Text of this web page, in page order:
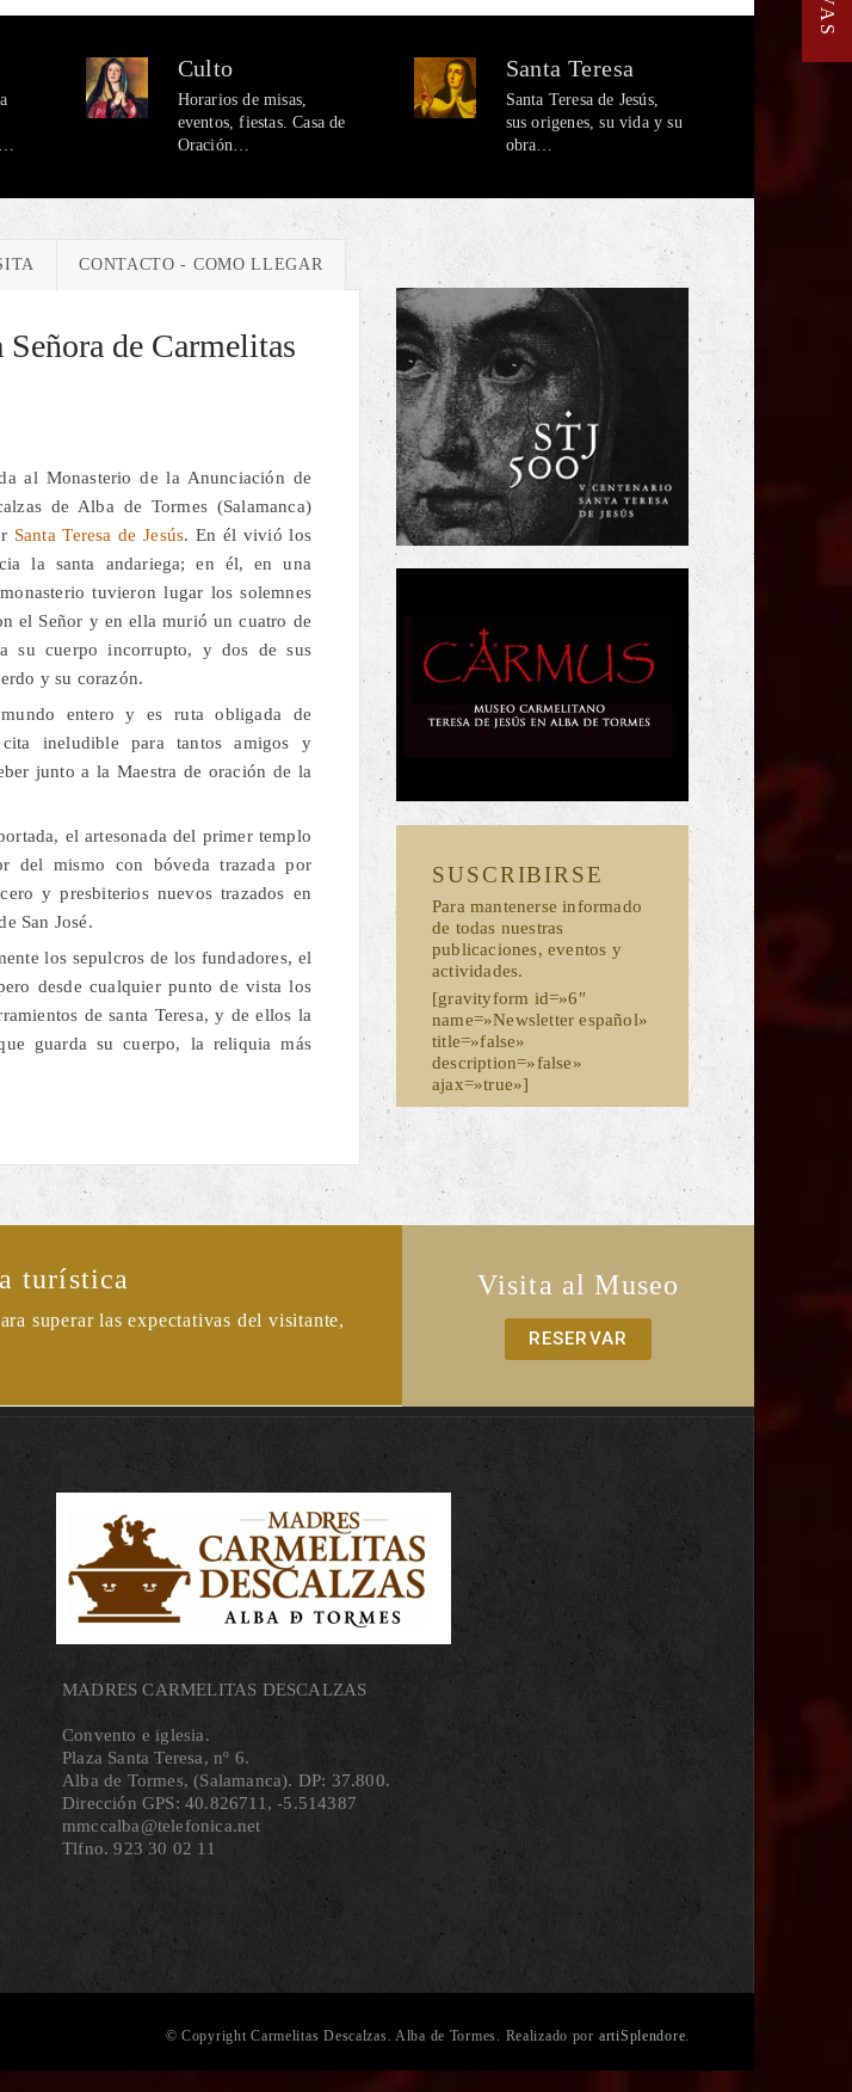
Culto
Horarios de misas,
eventos, fiestas. Casa de
Oración…
Santa Teresa
Santa Teresa de Jesús,
sus origenes, su vida y su
obra…
CONTACTO - COMO LLEGAR
de Carmelitas
al Monasterio de la Anunciación de
de Alba de Tormes (Salamanca)
Santa Teresa de Jesús. En él vivió los
la santa andariega; en él, en una
tuvieron lugar los solemnes
el Señor y en ella murió un cuatro de
su cuerpo incorrupto, y dos de sus
y su corazón.
entero y es ruta obligada de
ineludible para tantos amigos y
junto a la Maestra de oración de la
el artesonada del primer templo
del mismo con bóveda trazada por
y presbiterios nuevos trazados en
San José.
los sepulcros de los fundadores, el
desde cualquier punto de vista los
de santa Teresa, y de ellos la
guarda su cuerpo, la reliquia más
SUSCRIBIRSE
Para mantenerse informado
de todas nuestras
publicaciones, eventos y
actividades.
[gravityform id=»6″
name=»Newsletter español»
title=»false»
description=»false»
ajax=»true»]
turística
superar las expectativas del visitante,
Visita al Museo
RESERVAR
MADRES CARMELITAS DESCALZAS
Convento e iglesia.
Plaza Santa Teresa, nº 6.
Alba de Tormes, (Salamanca). DP: 37.800.
Dirección GPS: 40.826711, ‐5.514387
mmccalba@telefonica.net
Tlfno. 923 30 02 11
© Copyright Carmelitas Descalzas. Alba de Tormes. Realizado por artiSplendore.